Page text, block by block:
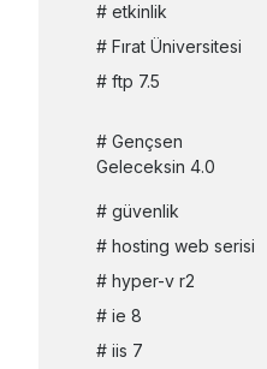
etkinlik
Fırat Üniversitesi
ftp 7.5
Gençsen
Geleceksin 4.0
güvenlik
hosting web serisi
hyper-v r2
ie 8
iis 7